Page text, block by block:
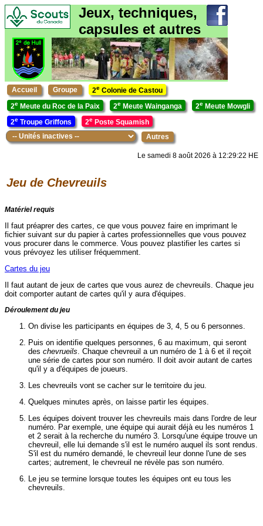
Jeux, techniques,
capsules et autres
Accueil Groupe 2e Colonie de Castou
2e Meute du Roc de la Paix 2e Meute Wainganga 2e Meute Mowgli
2e Troupe Griffons 2e Poste Squamish
Autres
Le samedi 8 août 2026 à 12:29:22 HE
Jeu de Chevreuils
Matériel requis
Il faut préaprer des cartes, ce que vous pouvez faire en imprimant le
fichier suivant sur du papier à cartes professionnelles que vous pouvez
vous procurer dans le commerce. Vous pouvez plastifier les cartes si
vous prévoyez les utiliser fréquemment.
Cartes du jeu
Il faut autant de jeux de cartes que vous aurez de chevreuils. Chaque jeu
doit comporter autant de cartes qu'il y aura d'équipes.
Déroulement du jeu
On divise les participants en équipes de 3, 4, 5 ou 6 personnes.
Puis on identifie quelques personnes, 6 au maximum, qui seront
des chevrueils. Chaque chevreuil a un numéro de 1 à 6 et il reçoit
une série de cartes pour son numéro. Il doit avoir autant de cartes
qu'il y a d'équipes de joueurs.
Les chevreuils vont se cacher sur le territoire du jeu.
Quelques minutes après, on laisse partir les équipes.
Les équipes doivent trouver les chevreuils mais dans l'ordre de leur
numéro. Par exemple, une équipe qui aurait déjà eu les numéros 1
et 2 serait à la recherche du numéro 3. Lorsqu'une équipe trouve un
chevreuil, elle lui demande s'il est le numéro auquel ils sont rendus.
S'il est du numéro demandé, le chevreuil leur donne l'une de ses
cartes; autrement, le chevreuil ne révèle pas son numéro.
Le jeu se termine lorsque toutes les équipes ont eu tous les
chevreuils.